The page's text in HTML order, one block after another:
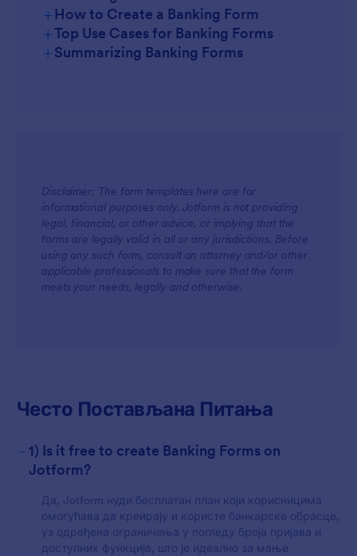
+How to Create a Banking Form
+Top Use Cases for Banking Forms
For Managers
For Teams
+Summarizing Banking Forms
Disclaimer: The form templates here are for
informational purposes only. Jotform is not providing
legal, financial, or other advice, or implying that the
forms are legally valid in all or any jurisdictions. Before
using any such form, consult an attorney and/or other
applicable professionals to make sure that the form
meets your needs, legally and otherwise.
Често Постављана Питања
- 1) Is it free to create Banking Forms on
Jotform?
Да, Jotform нуди бесплатан план који корисницима
омогућава да креирају и користе банкарске обрасце,
уз одређена ограничења у погледу броја пријава и
доступних функција, што је идеално за мање